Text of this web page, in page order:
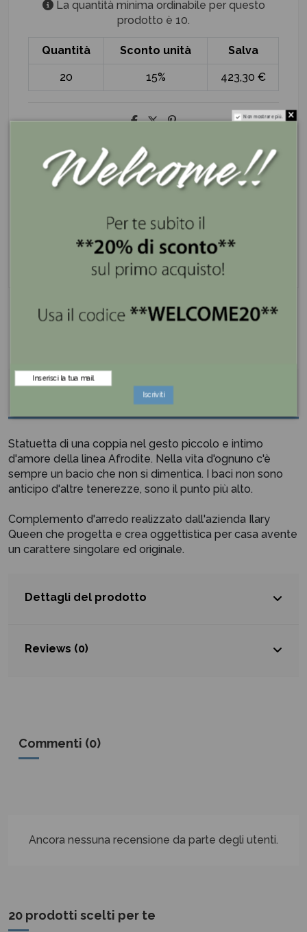
La quantità minima ordinabile per questo
prodotto è 10.
Quantità Sconto unità Salva
20 15% 423,30 €
I nostri servizi
Se lo compri ora lo ricevi entro 3 giorni
Spedizione gratis superiore a 100€
Pagamenti sicuri e a rate con PayPal e Klarna
Statuetta di una coppia nel gesto piccolo e intimo
d'amore della linea Afrodite. Nella vita d'ognuno c'è
sempre un bacio che non si dimentica. I baci non sono
anticipo d'altre tenerezze, sono il punto più alto.
Complemento d'arredo realizzato dall'azienda Ilary
Queen che progetta e crea oggettistica per casa avente
un carattere singolare ed originale.
Dettagli del prodotto
Reviews (0)
Commenti (0)
Ancora nessuna recensione da parte degli utenti.
20 prodotti scelti per te
Non mostrare più.
Iscriviti